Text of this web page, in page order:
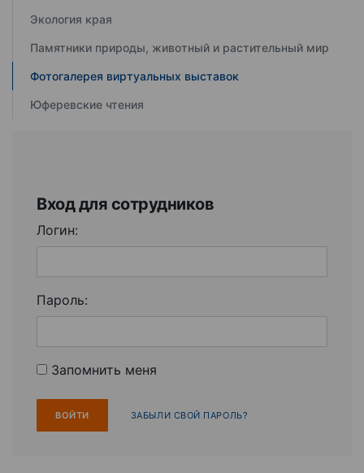
Экология края
Памятники природы, животный и растительный мир
Фотогалерея виртуальных выставок
Юферевские чтения
Вход для сотрудников
Логин:
Пароль:
Запомнить меня
ЗАБЫЛИ СВОЙ ПАРОЛЬ?